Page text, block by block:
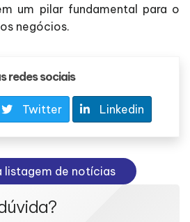
um pilar fundamental para o
negócios.
redes sociais
Twitter Linkedin
listagem de notícias